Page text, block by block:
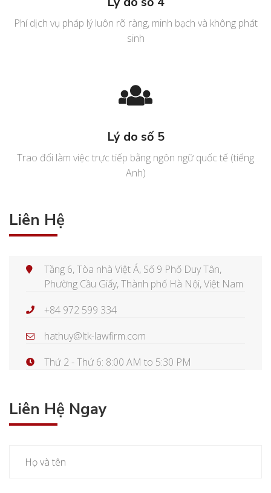
Phí dịch vụ pháp lý luôn rõ ràng, minh bạch và không phát
sinh
Lý do số 5
Trao đổi làm việc trực tiếp bằng ngôn ngữ quốc tế (tiếng
Anh)
Liên Hệ
Tầng 6, Tòa nhà Việt Á, Số 9 Phố Duy Tân,
Phường Cầu Giấy, Thành phố Hà Nội, Việt Nam
+84 972 599 334
hathuy@ltk-lawfirm.com
Thứ 2 - Thứ 6: 8:00 AM to 5:30 PM
Liên Hệ Ngay